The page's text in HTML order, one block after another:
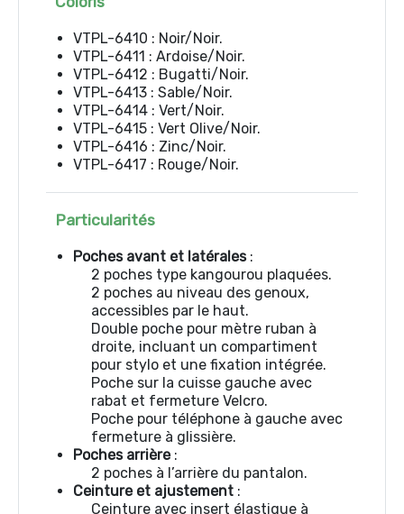
VTPL-6410 : Noir/Noir.
VTPL-6411 : Ardoise/Noir.
VTPL-6412 : Bugatti/Noir.
VTPL-6413 : Sable/Noir.
VTPL-6414 : Vert/Noir.
VTPL-6415 : Vert Olive/Noir.
VTPL-6416 : Zinc/Noir.
VTPL-6417 : Rouge/Noir.
Particularités
Poches avant et latérales:
2 poches type kangourou plaquées.
2 poches au niveau des genoux,
accessibles par le haut.
Double poche pour mètre ruban à
droite, incluant un compartiment
pour stylo et une fixation intégrée.
Poche sur la cuisse gauche avec
rabat et fermeture Velcro.
Poche pour téléphone à gauche avec
fermeture à glissière.
Poches arrière:
2 poches à l’arrière du pantalon.
Ceinture et ajustement :
Ceinture avec insert élastique à